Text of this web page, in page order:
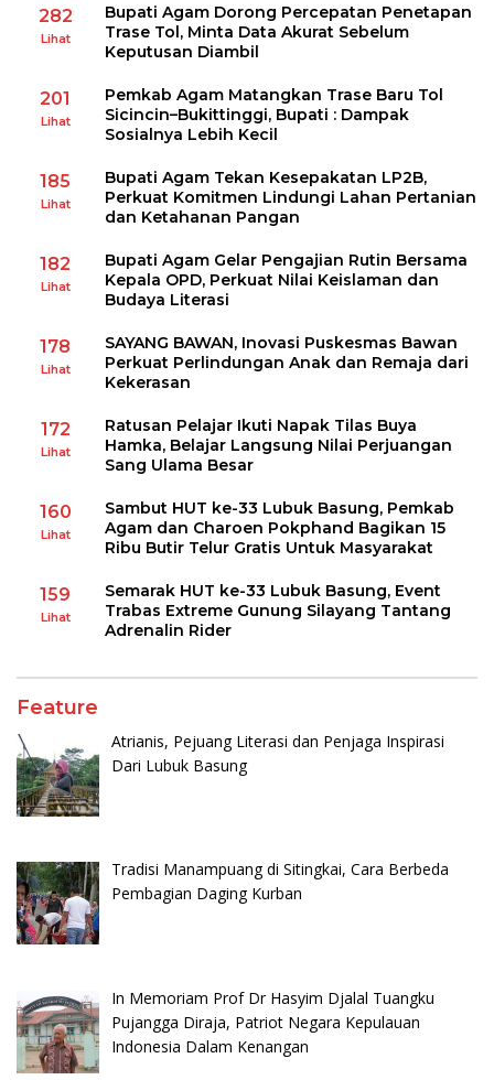
282
Lihat
Bupati Agam Dorong Percepatan Penetapan
Trase Tol, Minta Data Akurat Sebelum
Keputusan Diambil
201
Lihat
Pemkab Agam Matangkan Trase Baru Tol
Sicincin–Bukittinggi, Bupati : Dampak
Sosialnya Lebih Kecil
185
Lihat
Bupati Agam Tekan Kesepakatan LP2B,
Perkuat Komitmen Lindungi Lahan Pertanian
dan Ketahanan Pangan
182
Lihat
Bupati Agam Gelar Pengajian Rutin Bersama
Kepala OPD, Perkuat Nilai Keislaman dan
Budaya Literasi
178
Lihat
SAYANG BAWAN, Inovasi Puskesmas Bawan
Perkuat Perlindungan Anak dan Remaja dari
Kekerasan
172
Lihat
Ratusan Pelajar Ikuti Napak Tilas Buya
Hamka, Belajar Langsung Nilai Perjuangan
Sang Ulama Besar
160
Lihat
Sambut HUT ke-33 Lubuk Basung, Pemkab
Agam dan Charoen Pokphand Bagikan 15
Ribu Butir Telur Gratis Untuk Masyarakat
159
Lihat
Semarak HUT ke-33 Lubuk Basung, Event
Trabas Extreme Gunung Silayang Tantang
Adrenalin Rider
Feature
Atrianis, Pejuang Literasi dan Penjaga Inspirasi
Dari Lubuk Basung
Tradisi Manampuang di Sitingkai, Cara Berbeda
Pembagian Daging Kurban
In Memoriam Prof Dr Hasyim Djalal Tuangku
Pujangga Diraja, Patriot Negara Kepulauan
Indonesia Dalam Kenangan